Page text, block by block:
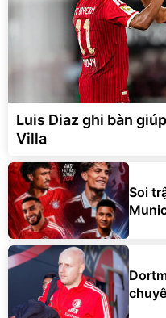
Luis Diaz ghi bàn
Villa
Soi